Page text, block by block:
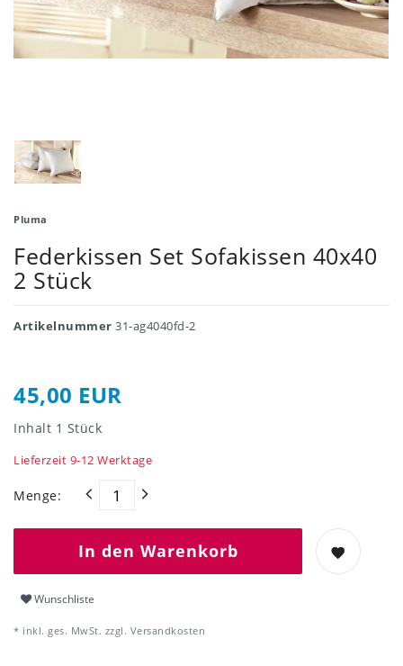
Pluma
Federkissen Set Sofakissen 40x40
2 Stück
Artikelnummer 31-ag4040fd-2
45,00 EUR
Inhalt 1 Stück
Lieferzeit 9-12 Werktage
Menge:
In den Warenkorb
Wunschliste
* inkl. ges. MwSt. zzgl. Versandkosten